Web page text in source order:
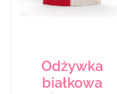
Odżywka
białkowa